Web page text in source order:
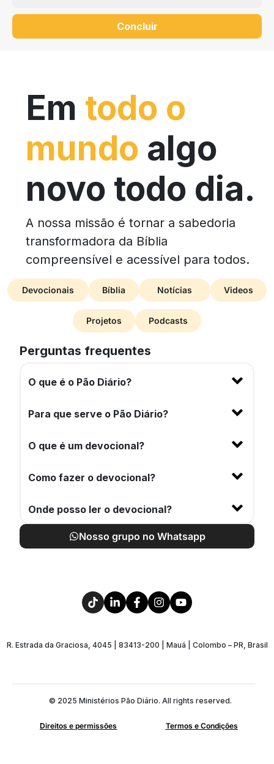
Concluir
Em todo o
mundo algo
novo todo dia.
A nossa missão é tornar a sabedoria
transformadora da Bíblia
compreensível e acessível para todos.
Devocionais Bíblia Notícias Videos
Projetos Podcasts
Perguntas frequentes
O que é o Pão Diário?
Para que serve o Pão Diário?
O que é um devocional?
Como fazer o devocional?
Onde posso ler o devocional?
Nosso grupo no Whatsapp
R. Estrada da Graciosa, 4045 | 83413-200 | Mauá | Colombo – PR, Brasil
© 2025 Ministérios Pão Diário. All rights reserved.
Direitos e permissões Termos e Condições